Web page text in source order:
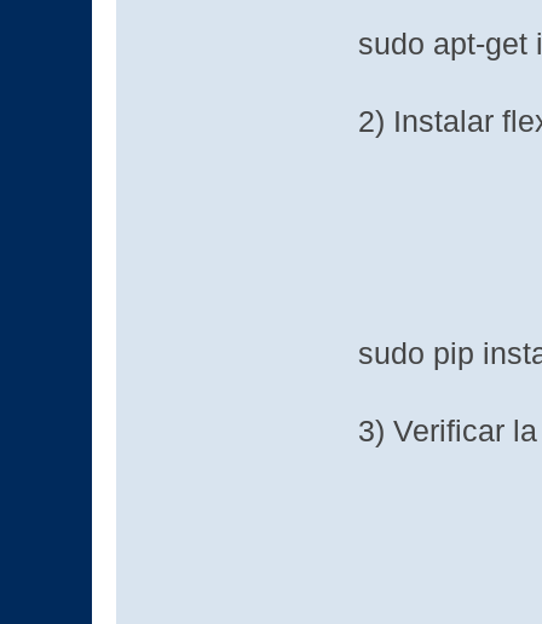
sudo apt-get
2) Instalar
sudo pip
3) Verificar